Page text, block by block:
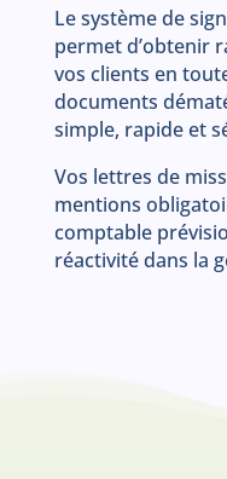
Le système de
permet d’obtenir
vos clients en
documents
simple, rapide et
Vos lettres de
mentions
comptable
réactivité dans la